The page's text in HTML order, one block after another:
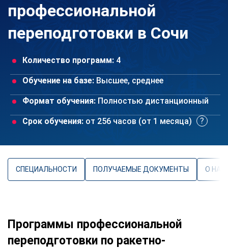
профессиональной
переподготовки в Сочи
Количество программ: 4
Обучение на базе: Высшее, среднее
Формат обучения: Полностью дистанционный
Срок обучения: от 256 часов (от 1 месяца)
СПЕЦИАЛЬНОСТИ ПОЛУЧАЕМЫЕ ДОКУМЕНТЫ О
Программы профессиональной
переподготовки по ракетно-